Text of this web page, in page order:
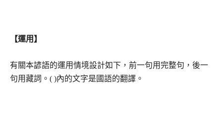
【運用】
有關本諺語的運用情境設計如下，前一句用完整句，後一
句用藏詞。( )內的文字是國語的翻譯。